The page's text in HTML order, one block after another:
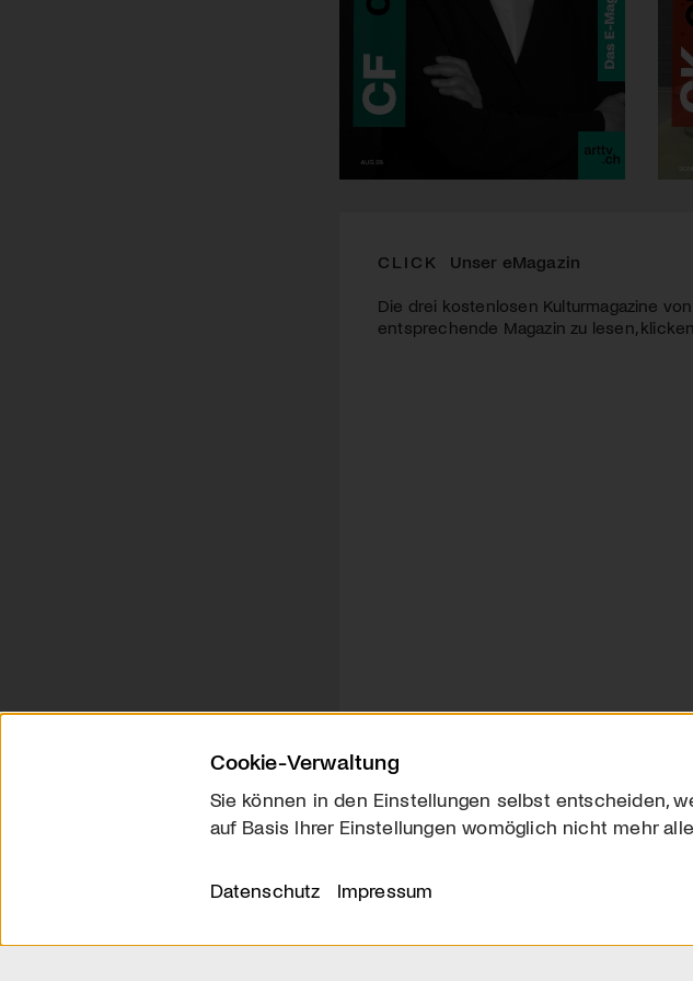
CLICK Unser eMagazin
Die drei kostenlosen Kulturmagazine
entsprechende Magazin zu lesen,
Über uns
Cookie-Verwaltung
Sie können in den Einstellungen selbst entscheiden,
auf Basis Ihrer Einstellungen womöglich nicht mehr
Datenschutz Impressum